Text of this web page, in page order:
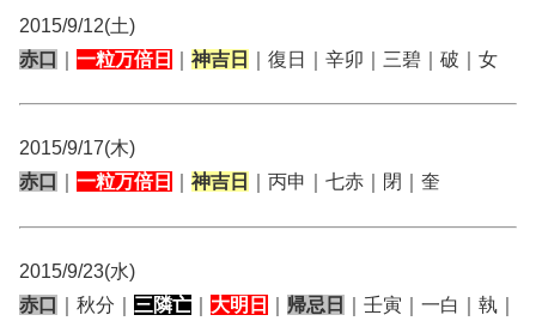
2015/9/12(土)
赤口
一粒万倍日 神吉日 ｜復日｜辛卯｜三碧｜破｜女
2015/9/17(木)
赤口
一粒万倍日 神吉日 ｜丙申｜七赤｜閉｜奎
2015/9/23(水)
赤口
｜秋分｜ 三隣亡 大明日 帰忌日
｜壬寅｜一白｜執｜